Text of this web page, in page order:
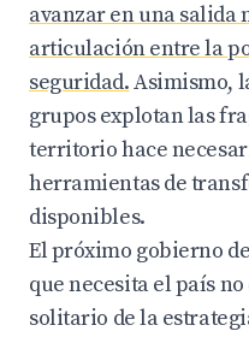
avanzar en una salida
articulación entre la
seguridad.Asimismo,
grupos explotan las
territorio hace
herramientas de
disponibles.
El próximo gobierno
que necesita el país
solitario de la